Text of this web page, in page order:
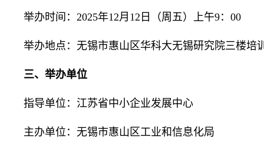
举办时间：2025年12月12日（周五）上午9：00
举办地点：无锡市惠山区华科大无锡研究院三楼培
三、举办单位
指导单位：江苏省中小企业发展中心
主办单位：无锡市惠山区工业和信息化局